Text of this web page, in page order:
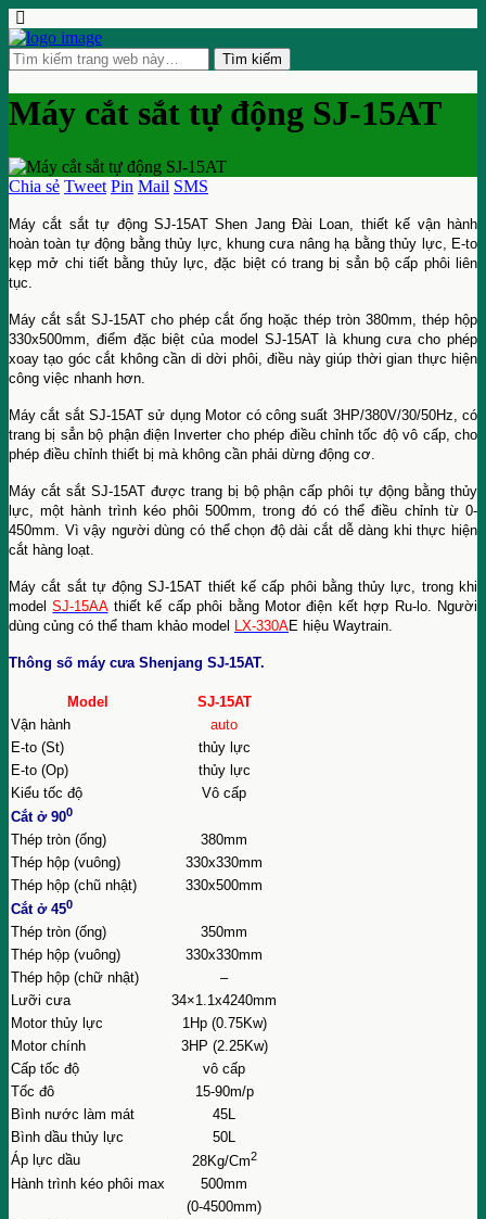
Máy cắt sắt tự động SJ-15AT
Chia sẻ Tweet Pin Mail SMS
Máy cắt sắt tự động SJ-15AT Shen Jang Đài Loan, thiết kế vận hành
hoàn toàn tự động bằng thủy lực, khung cưa nâng hạ bằng thủy lực, E-to
kẹp mở chi tiết bằng thủy lực, đặc biệt có trang bị sẳn bộ cấp phôi liên
tục.
Máy cắt sắt SJ-15AT cho phép cắt ống hoặc thép tròn 380mm, thép hộp
330x500mm, điểm đặc biệt của model SJ-15AT là khung cưa cho phép
xoay tạo góc cắt không cần di dời phôi, điều này giúp thời gian thực hiện
công việc nhanh hơn.
Máy cắt sắt SJ-15AT sử dụng Motor có công suất 3HP/380V/30/50Hz, có
trang bị sẳn bộ phận điện Inverter cho phép điều chỉnh tốc độ vô cấp, cho
phép điều chỉnh thiết bị mà không cần phải dừng động cơ.
Máy cắt sắt SJ-15AT được trang bị bộ phận cấp phôi tự động bằng thủy
lực, một hành trình kéo phôi 500mm, trong đó có thể điều chỉnh từ 0-
450mm. Vì vậy người dùng có thể chọn độ dài cắt dễ dàng khi thực hiện
cắt hàng loạt.
Máy cắt sắt tự động SJ-15AT thiết kế cấp phôi bằng thủy lực, trong khi
modelSJ-15AAthiết kế cấp phôi bằng Motor điện kết hợp Ru-lo. Người
dùng củng có thể tham khảo model
LX-330AE hiệu Waytrain.
Thông số máy cưa Shenjang SJ-15AT.
Model
SJ-15AT
Vận hành
auto
E-to (St)
thủy lực
E-to (Op)
thủy lực
Kiểu tốc độ
Vô cấp
Cắt ở 900
Thép tròn (ống)
380mm
Thép hộp (vuông)
330x330mm
Thép hộp (chũ nhật)
330x500mm
Cắt ở 450
Thép tròn (ống)
350mm
Thép hộp (vuông)
330x330mm
Thép hộp (chữ nhật)
–
Lưỡi cưa
34×1.1x4240mm
Motor thủy lực
1Hp (0.75Kw)
Motor chính
3HP (2.25Kw)
Cấp tốc độ
vô cấp
Tốc đô
15-90m/p
Bình nước làm mát
45L
Bình dầu thủy lực
50L
Áp lực dầu
28Kg/Cm2
Hành trình kéo phôi max
500mm
(0-4500mm)